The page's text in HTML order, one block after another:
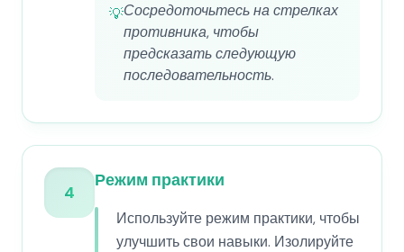
💡Сосредоточьтесь на стрелках
противника, чтобы
предсказать следующую
последовательность.
4
Режим практики
Используйте режим практики, чтобы
улучшить свои навыки. Изолируйте